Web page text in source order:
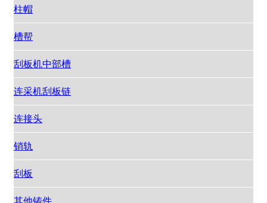
柱帽
槽帮
刮板机中部槽
连采机刮板链
连接头
销轨
刮板
其他铸件